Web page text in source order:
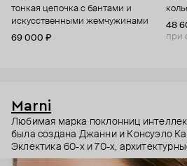
тонкая цепочка с бантами и
искусственными жемчужинами
69 000 ₽
48
при
Marni
Любимая марка поклонниц
была создана Джанни и Консуэло
Эклектика 60-х и 70-х,
необычный взгляд на простые